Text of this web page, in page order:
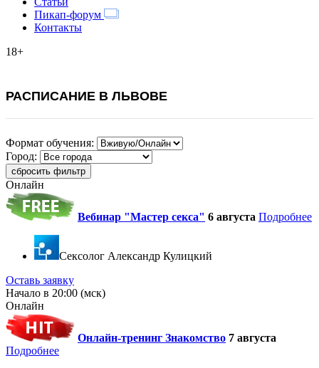
Пикап-форум
Контакты
18+
РАСПИСАНИЕ В ЛЬВОВЕ
Формат обучения:
Город:
сбросить фильтр
Онлайн
Вебинар "Мастер секса" 6 августа Подробнее
Cексолог Александр Кулицкий
Оставь заявку
Начало в 20:00 (мск)
Онлайн
Онлайн-тренинг Знакомство 7 августа
Подробнее